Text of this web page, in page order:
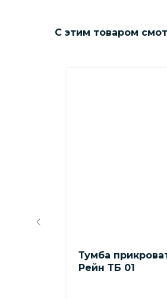
С этим товаром
Тумба
Рейн ТБ 01